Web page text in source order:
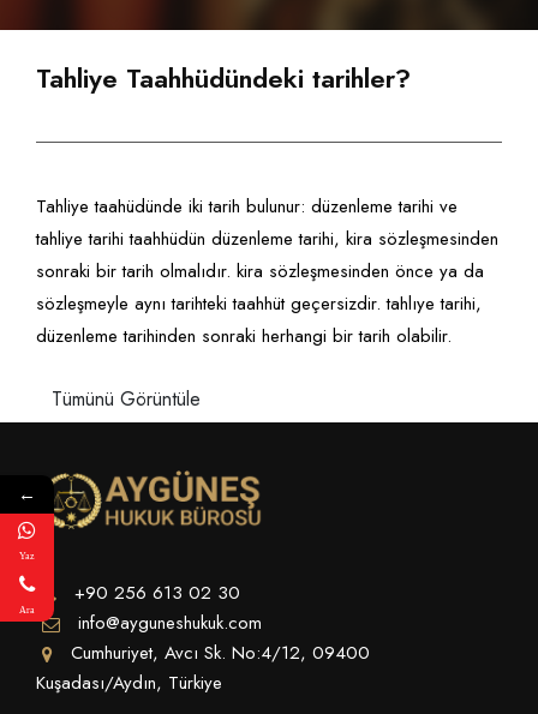
Ekibimize Katılmak İster Misiniz?
Gayrimenkul Hukuku
Sigorta Hukuku
Ticari İşletme Ve Şirketler Hukuku
Resmi Gazete'de Bugün
Tahliye Taahhüdündeki tarihler?
Tahliye taahüdünde iki tarih bulunur: düzenleme tarihi ve
tahliye tarihi taahhüdün düzenleme tarihi, kira sözleşmesinden
sonraki bir tarih olmalıdır. kira sözleşmesinden önce ya da
sözleşmeyle aynı tarihteki taahhüt geçersizdir. tahlıye tarihi,
düzenleme tarihinden sonraki herhangi bir tarih olabilir.
Tümünü Görüntüle
+90 256 613 02 30
info@ayguneshukuk.com
Cumhuriyet, Avcı Sk. No:4/12, 09400
Kuşadası/Aydın, Türkiye
←
Yaz
Ara